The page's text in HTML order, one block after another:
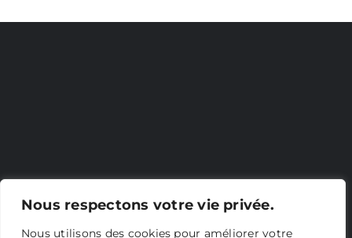
Nous respectons votre vie privée.
Nous utilisons des cookies pour améliorer votre